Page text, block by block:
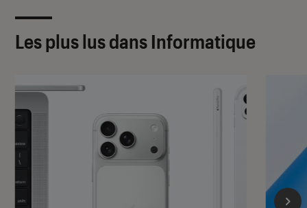
Les plus lus dans Informatique